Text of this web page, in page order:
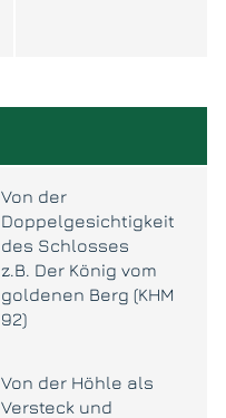
Von der
Doppelgesichtigkeit
des Schlosses
z.B. Der König vom
goldenen Berg (KHM
92)
Von der Höhle als
Versteck und